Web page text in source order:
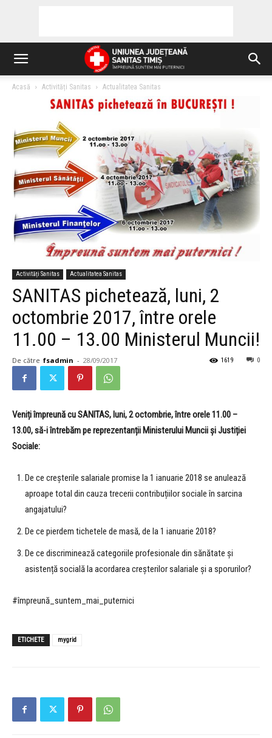
Acasă Activități Sanitas Actualitatea Sanitas
Activități Sanitas Actualitatea Sanitas
SANITAS pichetează, luni, 2
octombrie 2017, între orele
11.00 – 13.00 Ministerul Muncii!
De către fsadmin - 28/09/2017 0
1619
Veniți împreună cu SANITAS, luni, 2 octombrie, între orele 11.00 –
13.00,să-i întrebăm pe reprezentanții Ministerului Muncii și Justiției
Sociale:
De ce creșterile salariale promise la 1 ianuarie 2018 se anulează
aproape total din cauza trecerii contribuțiilor sociale în sarcina
angajatului?
De ce pierdem tichetele de masă, de la 1 ianuarie 2018?
De ce discriminează categoriile profesionale din sănătate și
asistență socială la acordarea creșterilor salariale și a sporurilor?
#împreună_suntem_mai_puternici
ETICHETE mygrid